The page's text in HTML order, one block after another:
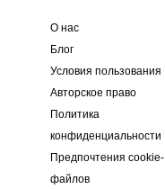
О нас
Блог
Условия пользования
Авторское право
Политика
конфиденциальности
Предпочтения cookie-
файлов